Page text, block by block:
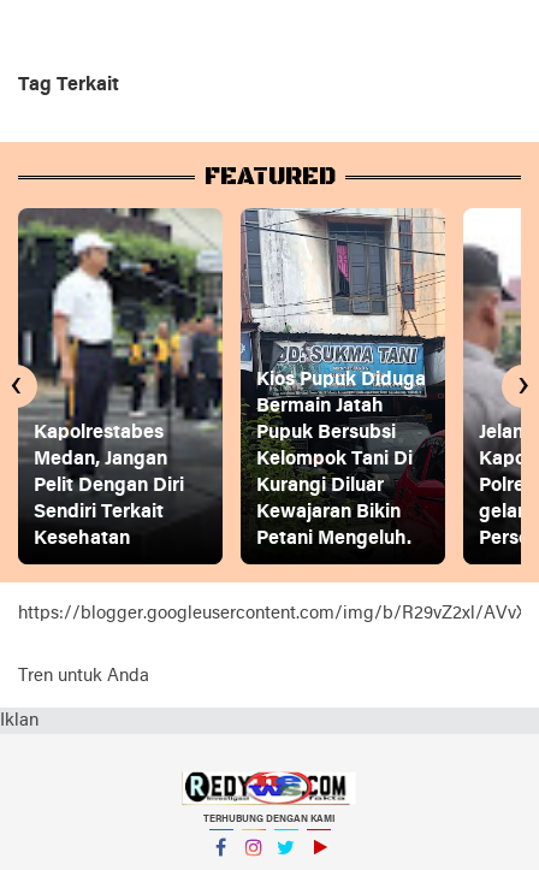
Tag Terkait
FEATURED
Kapolrestabes
Medan, Jangan
Pelit Dengan Diri
Sendiri Terkait
Kesehatan
Kios Pupuk Diduga
Bermain Jatah
Pupuk Bersubsi
Kelompok Tani Di
Kurangi Diluar
Kewajaran Bikin
Petani Mengeluh.
gelar
‹ ›
https://blogger.googleusercontent.com/img/b/R29vZ2xl/
Tren untuk Anda
Iklan
TERHUBUNG DENGAN KAMI